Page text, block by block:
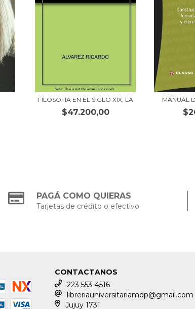
FILOSOFIA EN EL SIGLO XIX, LA
$47.200,00
MANUAL
PAGÁ COMO QUIERAS
Tarjetas de crédito o efectivo
CONTACTANOS
223 553-4516
libreriauniversitariamdp@gmail.com
Jujuy 1731